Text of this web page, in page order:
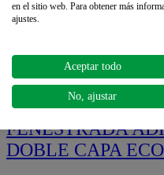
€1.09
TALLA ESTERIL
FENESTRADA
DOBLE CAPA ECO
en el sitio web. Para obtener más
ajustes.
Aceptar todo
No, ajustar